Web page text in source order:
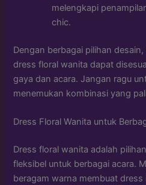
melengkapi
chic.
Dengan berbagai pilihan
dress floral wanita dapat
gaya dan acara. Jangan ragu
menemukan kombinasi yang
Dress Floral Wanita untuk
Dress floral wanita adalah
fleksibel untuk berbagai acara.
beragam warna membuat